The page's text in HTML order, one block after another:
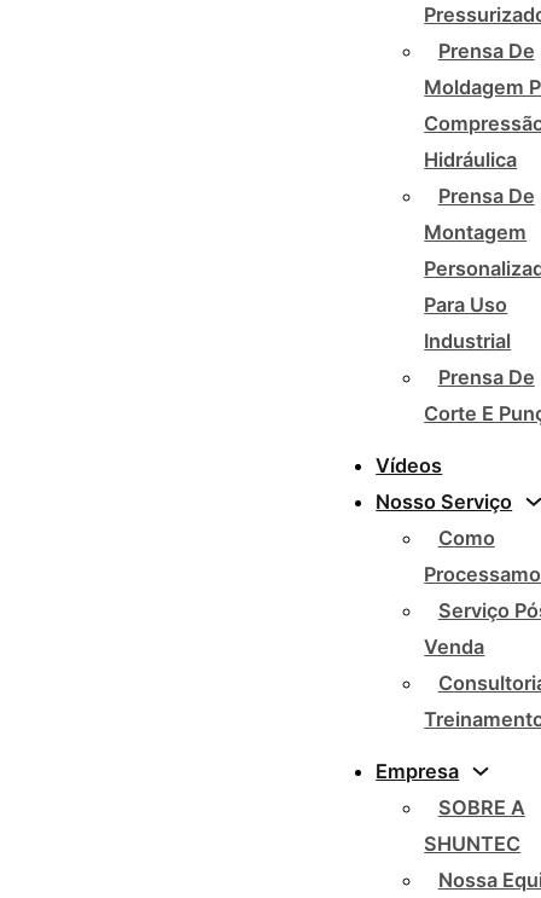
Prensa De
Moldagem
Hidráulica
Prensa De
Montagem
Para Uso
Industrial
Prensa De
Corte E
Vídeos
Nosso Serviço
Como
Serviço
Venda
Empresa
SOBRE A
SHUNTEC
Nossa